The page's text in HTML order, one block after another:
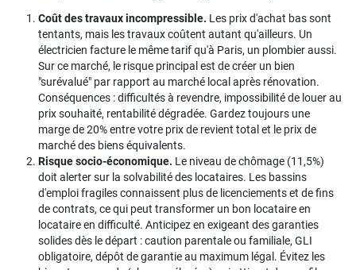
Coût des travaux incompressible. Les prix d'achat bas sont
tentants, mais les travaux coûtent autant qu'ailleurs. Un
électricien facture le même tarif qu'à Paris, un plombier aussi.
Sur ce marché, le risque principal est de créer un bien
"surévalué" par rapport au marché local après rénovation.
Conséquences : difficultés à revendre, impossibilité de louer au
prix souhaité, rentabilité dégradée. Gardez toujours une
marge de 20% entre votre prix de revient total et le prix de
marché des biens équivalents.
Risque socio-économique. Le niveau de chômage (11,5%)
doit alerter sur la solvabilité des locataires. Les bassins
d'emploi fragiles connaissent plus de licenciements et de fins
de contrats, ce qui peut transformer un bon locataire en
locataire en difficulté. Anticipez en exigeant des garanties
solides dès le départ : caution parentale ou familiale, GLI
obligatoire, dépôt de garantie au maximum légal. Évitez les